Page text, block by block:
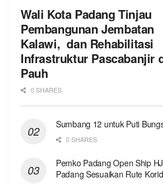
Wali Kota Padang Tinjau
Pembangunan Jembatan
Kalawi, dan Rehabilitasi
Infrastruktur Pascabanjir
Pauh
0 SHARES
Sumbang 12 untuk Puti
0 SHARES
Pemko Padang Open Ship
Padang Sesuaikan Rute